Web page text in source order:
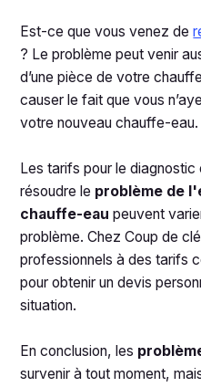
Est-ce que vous venez de
? Le problème peut venir
d’une pièce de votre
causer le fait que vous
votre nouveau chauffe-eau.
Les tarifs pour le
résoudre le problème de
chauffe-eau peuvent
problème. Chez Coup de
professionnels à des tarifs
pour obtenir un devis
situation.
En conclusion, les
survenir à tout moment,